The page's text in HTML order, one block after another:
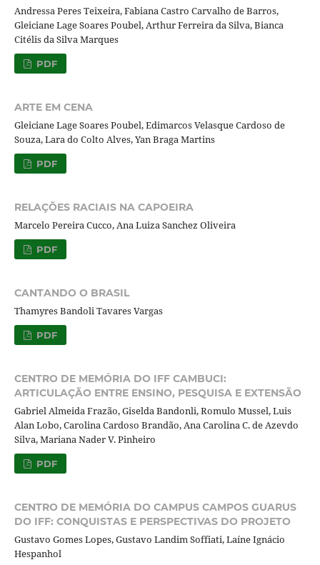
Andressa Peres Teixeira, Fabiana Castro Carvalho de Barros,
Gleiciane Lage Soares Poubel, Arthur Ferreira da Silva, Bianca
Citélis da Silva Marques
PDF
ARTE EM CENA
Gleiciane Lage Soares Poubel, Edimarcos Velasque Cardoso de
Souza, Lara do Colto Alves, Yan Braga Martins
PDF
RELAÇÕES RACIAIS NA CAPOEIRA
Marcelo Pereira Cucco, Ana Luiza Sanchez Oliveira
PDF
CANTANDO O BRASIL
Thamyres Bandoli Tavares Vargas
PDF
CENTRO DE MEMÓRIA DO IFF CAMBUCI:
ARTICULAÇÃO ENTRE ENSINO, PESQUISA E EXTENSÃO
Gabriel Almeida Frazão, Giselda Bandonli, Romulo Mussel, Luis
Alan Lobo, Carolina Cardoso Brandão, Ana Carolina C. de Azevdo
Silva, Mariana Nader V. Pinheiro
PDF
CENTRO DE MEMÓRIA DO CAMPUS CAMPOS GUARUS
DO IFF: CONQUISTAS E PERSPECTIVAS DO PROJETO
Gustavo Gomes Lopes, Gustavo Landim Soffiati, Laíne Ignácio
Hespanhol